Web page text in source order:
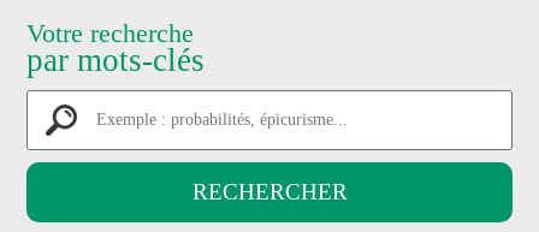
Votre recherche
par mots-clés